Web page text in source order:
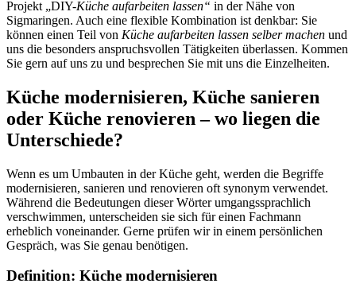
Projekt „DIY-Küche aufarbeiten lassen“ in der Nähe von
Sigmaringen. Auch eine flexible Kombination ist denkbar: Sie
können einen Teil von Küche aufarbeiten lassen selber machen und
uns die besonders anspruchsvollen Tätigkeiten überlassen. Kommen
Sie gern auf uns zu und besprechen Sie mit uns die Einzelheiten.
Küche modernisieren, Küche sanieren
oder Küche renovieren – wo liegen die
Unterschiede?
Wenn es um Umbauten in der Küche geht, werden die Begriffe
modernisieren, sanieren und renovieren oft synonym verwendet.
Während die Bedeutungen dieser Wörter umgangssprachlich
verschwimmen, unterscheiden sie sich für einen Fachmann
erheblich voneinander. Gerne prüfen wir in einem persönlichen
Gespräch, was Sie genau benötigen.
Definition: Küche modernisieren